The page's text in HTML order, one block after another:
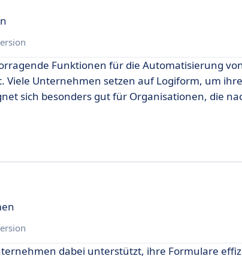
Funktionen für die Automatisierung
Viele Unternehmen setzen auf Logiform, um ihre
sich besonders gut für Organisationen, die
dabei unterstützt, ihre Formulare